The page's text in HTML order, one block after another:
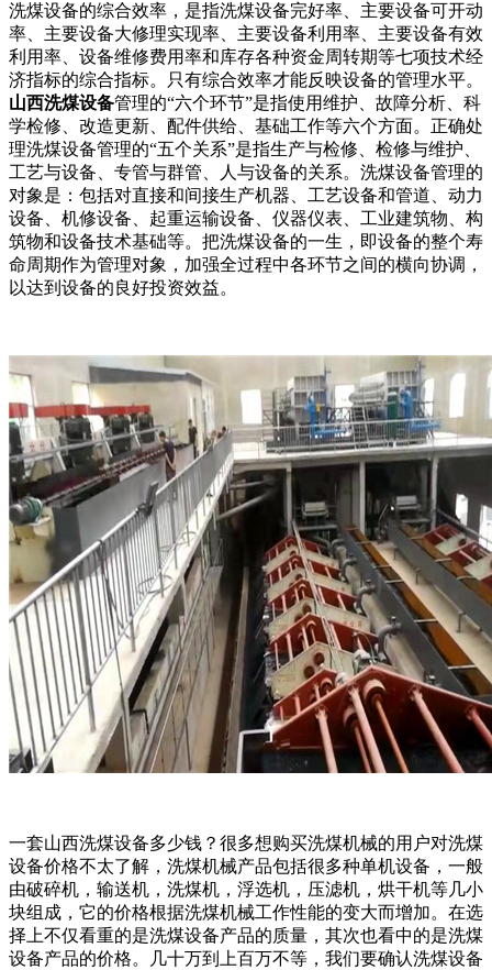
洗煤设备的综合效率，是指洗煤设备完好率、主要设备可开动
率、主要设备大修理实现率、主要设备利用率、主要设备有效
利用率、设备维修费用率和库存各种资金周转期等七项技术经
济指标的综合指标。只有综合效率才能反映设备的管理水平。
山西洗煤设备管理的“六个环节”是指使用维护、故障分析、科
学检修、改造更新、配件供给、基础工作等六个方面。正确处
理洗煤设备管理的“五个关系”是指生产与检修、检修与维护、
工艺与设备、专管与群管、人与设备的关系。洗煤设备管理的
对象是：包括对直接和间接生产机器、工艺设备和管道、动力
设备、机修设备、起重运输设备、仪器仪表、工业建筑物、构
筑物和设备技术基础等。把洗煤设备的一生，即设备的整个寿
命周期作为管理对象，加强全过程中各环节之间的横向协调，
以达到设备的良好投资效益。
一套山西洗煤设备多少钱？很多想购买洗煤机械的用户对洗煤
设备价格不太了解，洗煤机械产品包括很多种单机设备，一般
由破碎机，输送机，洗煤机，浮选机，压滤机，烘干机等几小
块组成，它的价格根据洗煤机械工作性能的变大而增加。在选
择上不仅看重的是洗煤设备产品的质量，其次也看中的是洗煤
设备产品的价格。几十万到上百万不等，我们要确认洗煤设备